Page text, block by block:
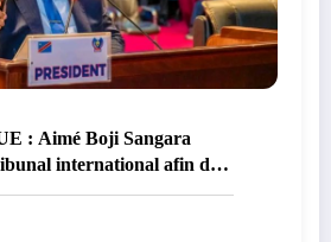
: Aimé Boji Sangara
international afin de
victimes des conflits en